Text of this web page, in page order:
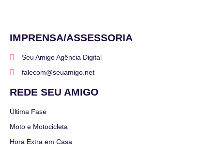
IMPRENSA/ASSESSORIA
Seu Amigo Agência Digital
falecom@seuamigo.net
REDE SEU AMIGO
Última Fase
Moto e Motocicleta
Hora Extra em Casa